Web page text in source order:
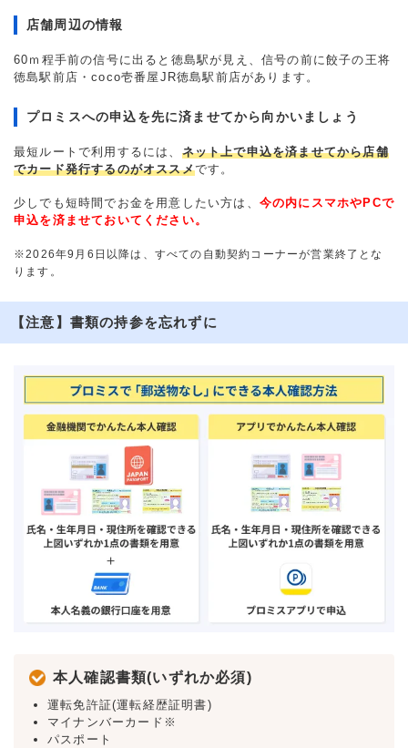
店舗周辺の情報
60ｍ程手前の信号に出ると徳島駅が見え、信号の前に餃子の王将
徳島駅前店・coco壱番屋JR徳島駅前店があります。
プロミスへの申込を先に済ませてから向かいましょう
最短ルートで利用するには、 ネット上で申込を済ませてから店舗
でカード発行するのがオススメです。
少しでも短時間でお金を用意したい方は、 今の内にスマホやPCで
申込を済ませておいてください。
※2026年9月6日以降は、すべての自動契約コーナーが営業終了とな
ります。
【注意】書類の持参を忘れずに
本人確認書類(いずれか必須)
運転免許証(運転経歴証明書)
マイナンバーカード※
パスポート